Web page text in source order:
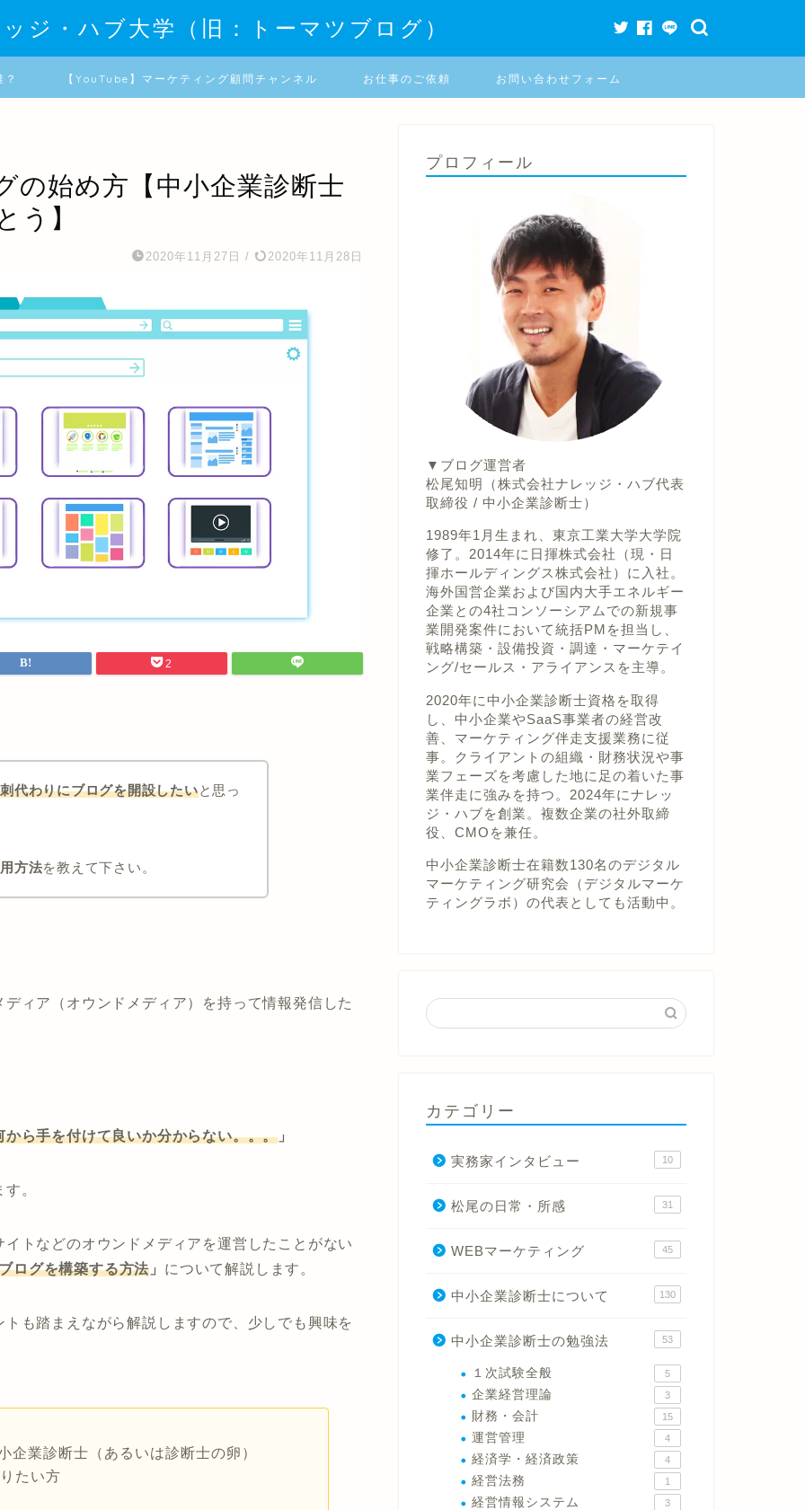
ジ・ハブ大学（旧：トーマツブログ）
【YouTube】マーケティング顧問チャンネル お仕事のご依頼 お問い合わせフォーム
の始め方【中小企業診断士
う】
2020年11月27日 / 2020年11月28日
2
代わりにブログを開設したいと思っ
方法を教えて下さい。
ィア（オウンドメディア）を持って情報発信した
ら手を付けて良いか分からない。。。 」
。
トなどのオウンドメディアを運営したことがない
ログを構築する方法 」 について解説します。
も踏まえながら解説しますので、少しでも興味を
企業診断士（あるいは診断士の卵）
たい方
プロフィール
▼ブログ運営者
松尾知明（株式会社ナレッジ・ハブ代表
取締役 / 中小企業診断士）
1989年1月生まれ、東京工業大学大学院
修了。2014年に日揮株式会社（現・日
揮ホールディングス株式会社）に入社。
海外国営企業および国内大手エネルギー
企業との4社コンソーシアムでの新規事
業開発案件において統括PMを担当し、
戦略構築・設備投資・調達・マーケテイ
ング/セールス・アライアンスを主導。
2020年に中小企業診断士資格を取得
し、中小企業やSaaS事業者の経営改
善、マーケティング伴走支援業務に従
事。クライアントの組織・財務状況や事
業フェーズを考慮した地に足の着いた事
業伴走に強みを持つ。2024年にナレッ
ジ・ハブを創業。複数企業の社外取締
役、CMOを兼任。
中小企業診断士在籍数130名のデジタル
マーケティング研究会（デジタルマーケ
ティングラボ）の代表としても活動中。
カテゴリー
実務家インタビュー 10
松尾の日常・所感 31
WEBマーケティング 45
中小企業診断士について 130
中小企業診断士の勉強法 53
１次試験全般 5
企業経営理論 3
財務・会計 15
運営管理 4
経済学・経済政策 4
経営法務 1
経営情報システム 3